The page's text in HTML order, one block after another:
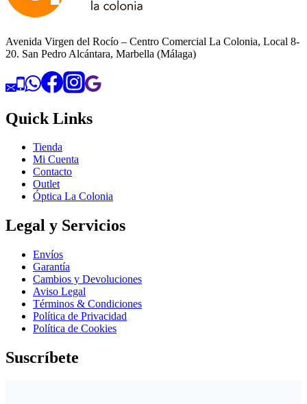
Avenida Virgen del Rocío – Centro Comercial La Colonia, Local 8-
20. San Pedro Alcántara, Marbella (Málaga)
Quick Links
Tienda
Mi Cuenta
Contacto
Outlet
Óptica La Colonia
Legal y Servicios
Envíos
Garantía
Cambios y Devoluciones
Aviso Legal
Términos & Condiciones
Política de Privacidad
Política de Cookies
Suscríbete